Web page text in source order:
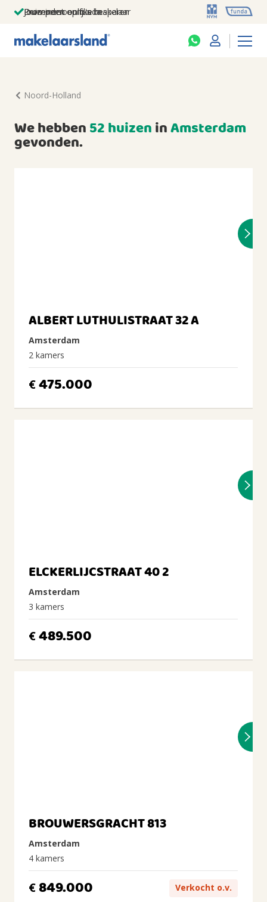
Jouw persoonlijke makelaar
Duizenden euro's besparen
Prominent op funda
Noord-Holland
We hebben52 huizeninAmsterdam
gevonden.
ALBERT LUTHULISTRAAT 32 A
Amsterdam
2 kamers
€475.000
ELCKERLIJCSTRAAT 40 2
Amsterdam
3 kamers
€489.500
BROUWERSGRACHT 813
Amsterdam
4 kamers
€ 849.000 Verkocht o.v.